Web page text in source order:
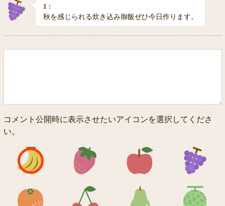
1：
秋を感じられる炊き込み御飯ぜひ今日作ります。
コメント公開時に表示させたいアイコンを選択してくださ
い。
アイコン1 アイコン2 アイコン3
アイコン5 アイコン6 アイコン7